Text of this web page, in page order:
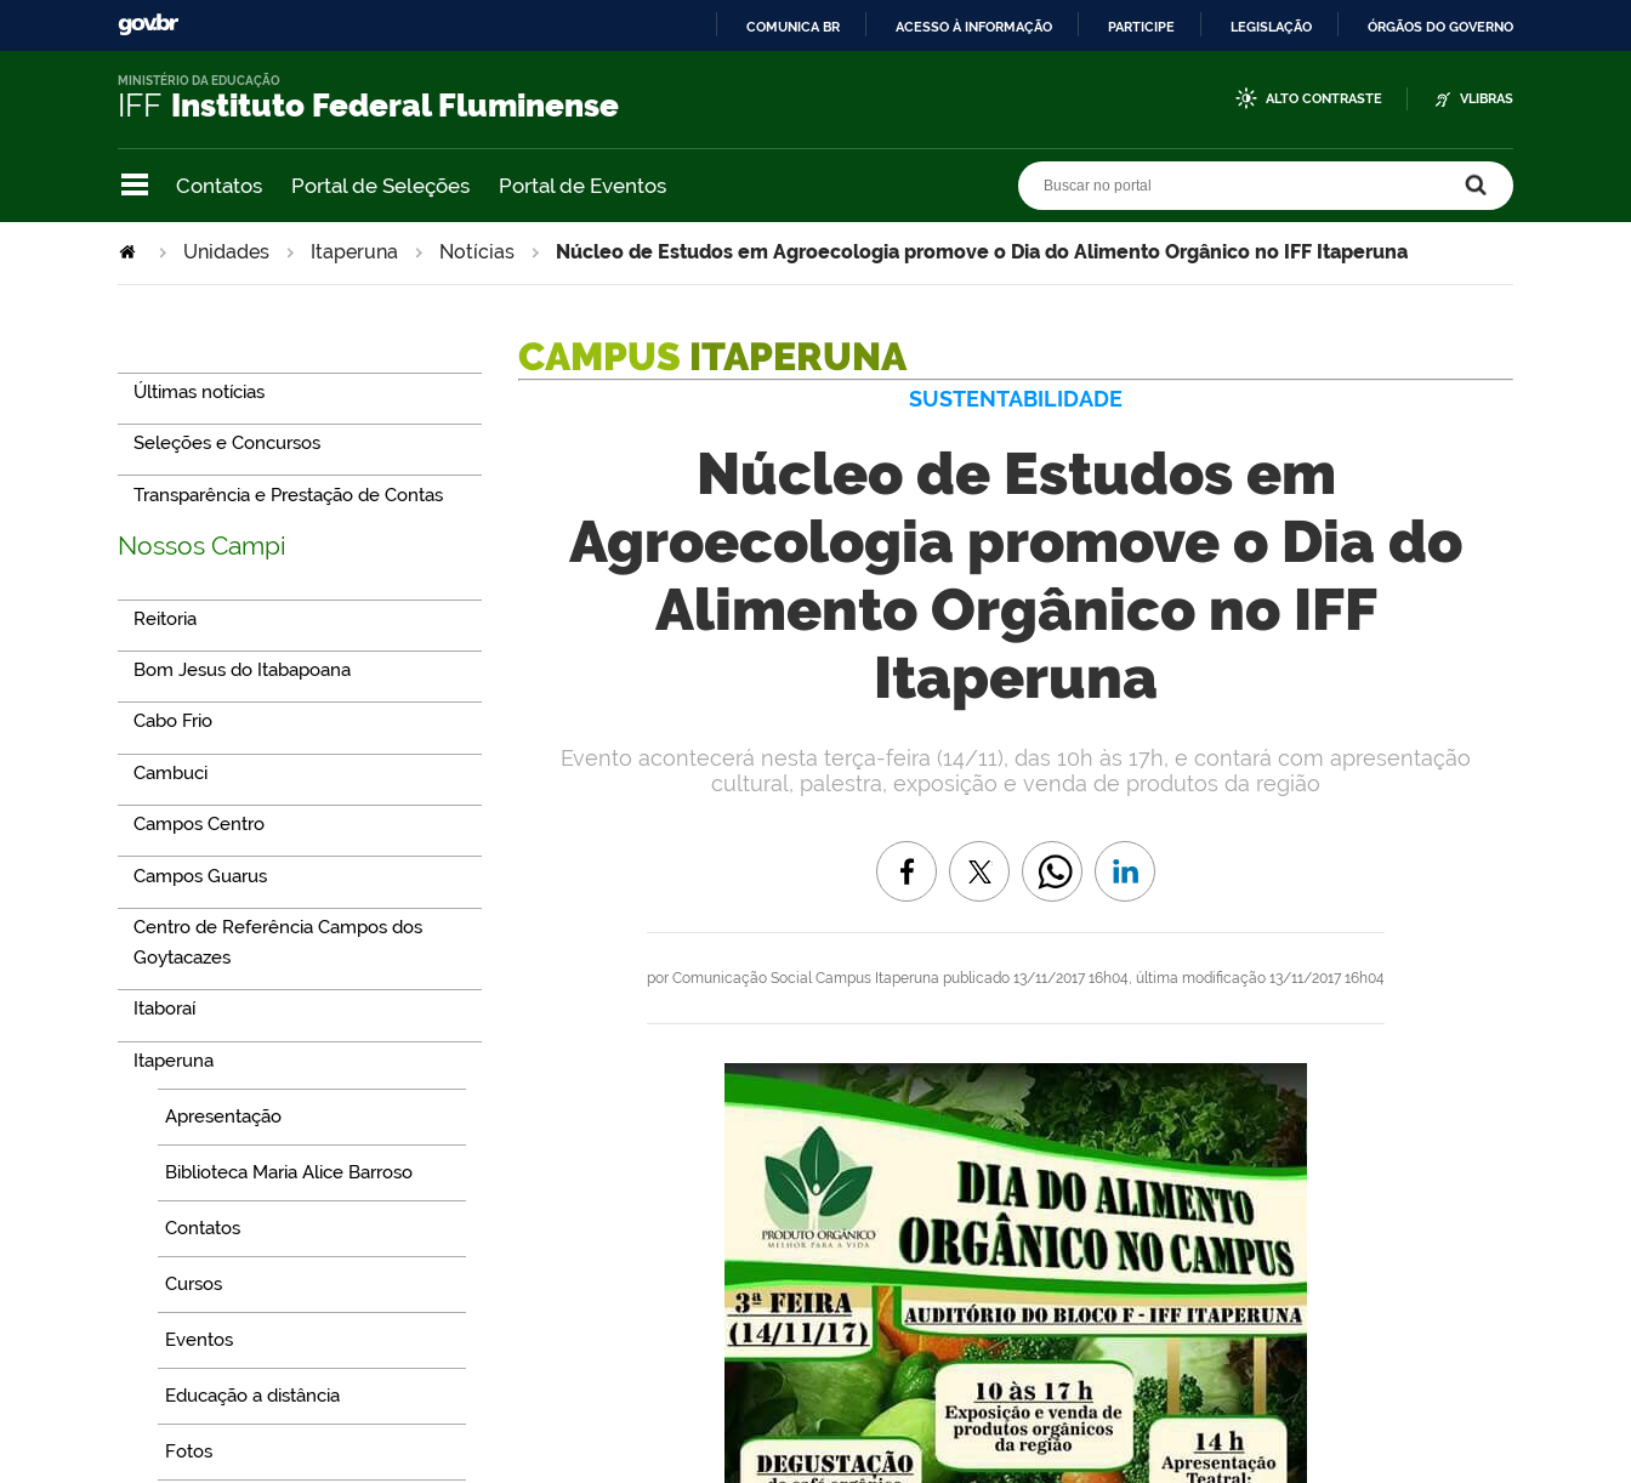
COMUNICA BR ACESSO À INFORMAÇÃO PARTICIPE LEGISLAÇÃO ÓRGÃOS DO GOVERNO
IFF Instituto Federal Fluminense
MINISTÉRIO DA EDUCAÇÃO
ALTO CONTRASTE VLIBRAS
Contatos Portal de Seleções Portal de Eventos
Unidades Itaperuna Notícias Núcleo de Estudos em Agroecologia promove o Dia do Alimento Orgânico no IFF Itaperuna
Últimas notícias
Seleções e Concursos
Transparência e Prestação de Contas
Nossos Campi
Reitoria
Bom Jesus do Itabapoana
Cabo Frio
Cambuci
Campos Centro
Campos Guarus
Centro de Referência Campos dos
Goytacazes
Itaboraí
Itaperuna
Apresentação
Biblioteca Maria Alice Barroso
Contatos
Cursos
Eventos
Educação a distância
Fotos
CAMPUS ITAPERUNA
SUSTENTABILIDADE
Núcleo de Estudos em
Agroecologia promove o Dia do
Alimento Orgânico no IFF
Itaperuna
por Comunicação Social Campus Itaperuna publicado 13/11/2017 16h04, última modificação 13/11/2017 16h04
Evento acontecerá nesta terça-feira (14/11), das 10h às 17h, e contará com apresentação
cultural, palestra, exposição e venda de produtos da região